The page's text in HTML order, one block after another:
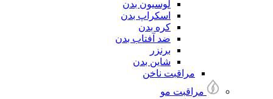
لوسیون بدن
اسکراپ بدن
کره بدن
ضد آفتاب بدن
برنزر
شاین بدن
مراقبت ناخن
مراقبت مو